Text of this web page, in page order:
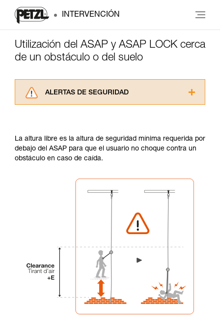
INTERVENCIÓN
Utilización del ASAP y ASAP LOCK cerca
de un obstáculo o del suelo
ALERTAS DE SEGURIDAD
información de la ficha técnica para poder
comprender este complemento informativo.
Dominar estas técnicas requiere una formación
través de un profesional su capacidad para
ejecutar estas técnicas, solo y con total
seguridad, antes de ejecutarlas de forma
Damos ejemplos de técnicas relacionadas con
su actividad. Pueden existir otras que no
La altura libre es la altura de seguridad mínima requerida por
debajo del ASAP para que el usuario no choque contra un
obstáculo en caso de caída.